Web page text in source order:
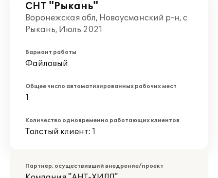
СНТ "Рыкань"
Воронежская обл, Новоусманский р-н, с
Рыкань, Июль 2021
Вариант работы
Файловый
Общее число автоматизированных рабочих мест
1
Количество одновременно работающих клиентов
Толстый клиент: 1
Партнер, осуществивший внедрение/проект